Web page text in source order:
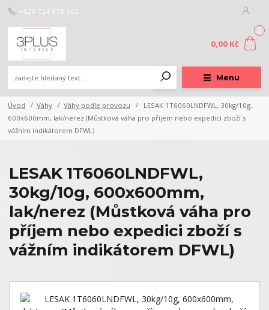
Menu
+420 724 878 662
0
0,00 Kč
Úvod Váhy Váhy podle provozu
LESAK 1T6060LNDFWL, 30kg/10g,
600x600mm, lak/nerez (Můstková váha pro příjem nebo expedici zboží s
vážním indikátorem DFWL)
LESAK 1T6060LNDFWL,
30kg/10g, 600x600mm,
lak/nerez (Můstková váha pro
příjem nebo expedici zboží s
vážním indikátorem DFWL)